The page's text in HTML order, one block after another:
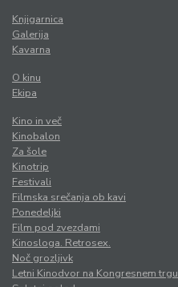
Knjigarnica
Galerija
Kavarna
O kinu
Ekipa
Kino in več
Kinobalon
Za šole
Kinotrip
Festivali
Filmska srečanja ob kavi
Ponedeljki
Film pod zvezdami
Kinosloga. Retrosex.
Noč grozljivk
Letni Kinodvor na Kongresnem trgu